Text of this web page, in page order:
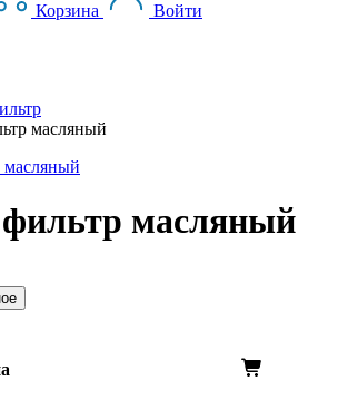
Корзина
Войти
масляный
масляный